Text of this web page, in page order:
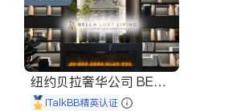
纽约贝拉奢华公司 BELL
A LUXE
iTalkBB精英认证